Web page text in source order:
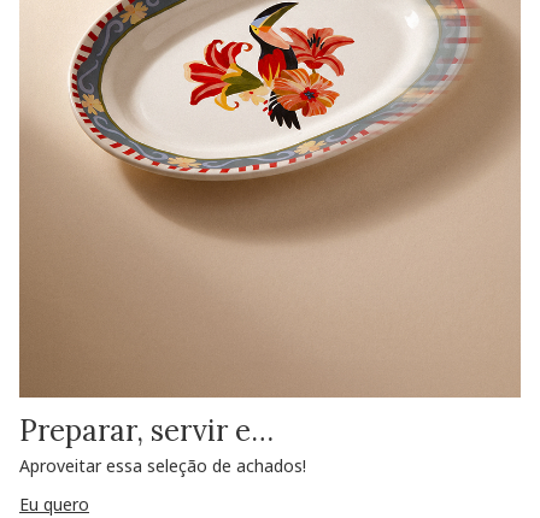
Preparar, servir e…
Aproveitar essa seleção de achados!
Eu quero